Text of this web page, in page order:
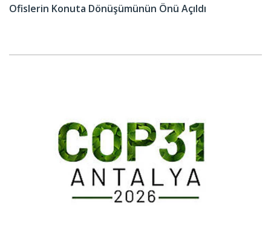
Ofislerin Konuta Dönüşümünün Önü Açıldı